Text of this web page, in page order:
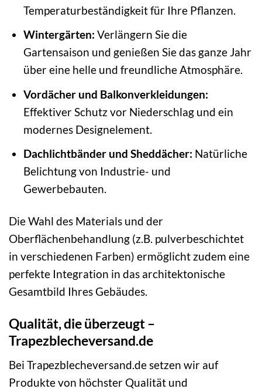
Temperaturbeständigkeit für Ihre Pflanzen.
Wintergärten: Verlängern Sie die
Gartensaison und genießen Sie das ganze Jahr
über eine helle und freundliche Atmosphäre.
Vordächer und Balkonverkleidungen:
Effektiver Schutz vor Niederschlag und ein
modernes Designelement.
Dachlichtbänder und Sheddächer: Natürliche
Belichtung von Industrie- und
Gewerbebauten.
Die Wahl des Materials und der
Oberflächenbehandlung (z.B. pulverbeschichtet
in verschiedenen Farben) ermöglicht zudem eine
perfekte Integration in das architektonische
Gesamtbild Ihres Gebäudes.
Qualität, die überzeugt –
Trapezblecheversand.de
Bei Trapezblecheversand.de setzen wir auf
Produkte von höchster Qualität und